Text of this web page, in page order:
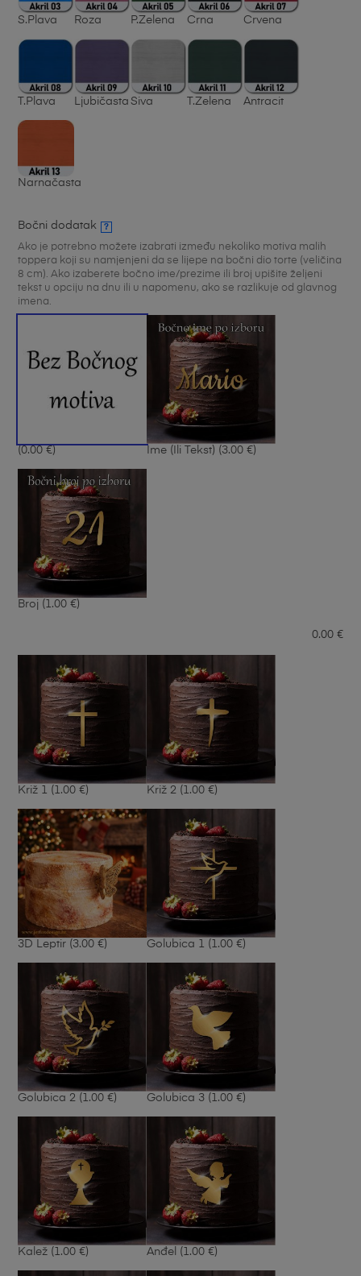
S.Plava Roza P.Zelena Crna Crvena
T.Plava Ljubičasta Siva T.Zelena Antracit
Narnačasta
Bočni dodatak ?
Ako je potrebno možete izabrati između nekoliko motiva malih
toppera koji su namjenjeni da se lijepe na bočni dio torte (veličina
8 cm). Ako izaberete bočno ime/prezime ili broj upišite željeni
tekst u opciju na dnu ili u napomenu, ako se razlikuje od glavnog
imena.
(0.00 €) Ime (ili Tekst) (3.00 €)
Broj (1.00 €)
0.00 €
Križ 1 (1.00 €) Križ 2 (1.00 €)
3D Leptir (3.00 €) Golubica 1 (1.00 €)
Golubica 2 (1.00 €) Golubica 3 (1.00 €)
Kalež (1.00 €) Anđel (1.00 €)